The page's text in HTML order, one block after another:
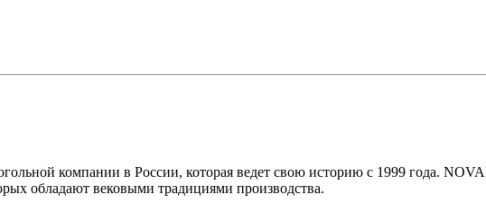
компании в России, которая ведет свою историю с 1999 года.
обладают вековыми традициями производства.